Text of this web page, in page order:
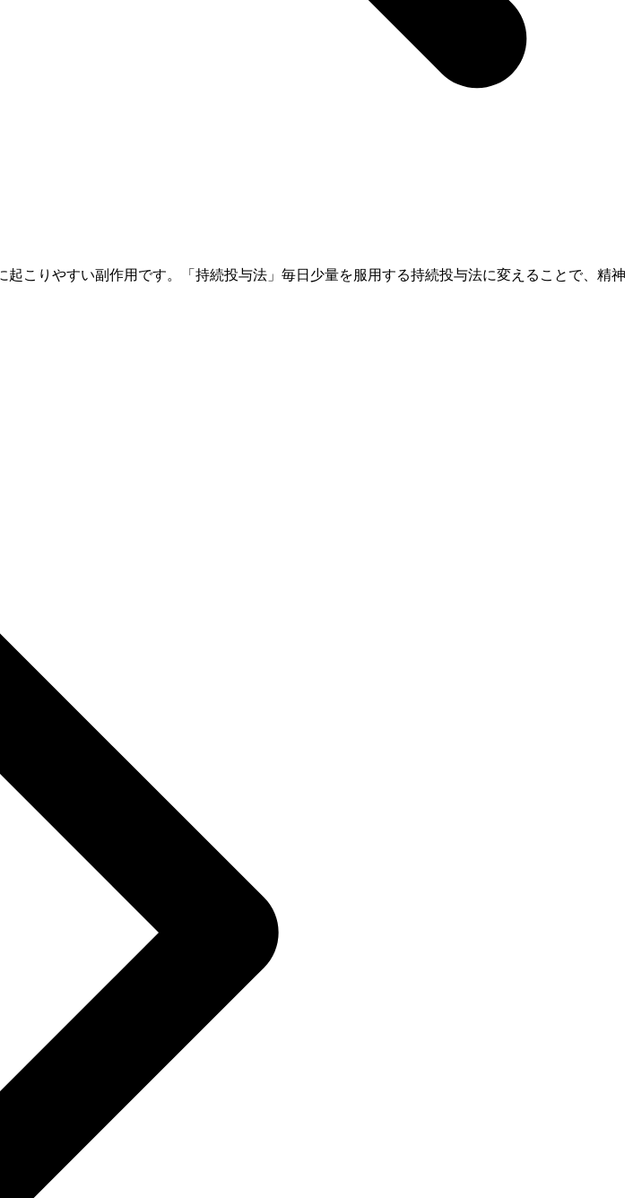
こりやすい副作用です。「持続投与法」毎日少量を服用する持続投与法に変えることで、精神